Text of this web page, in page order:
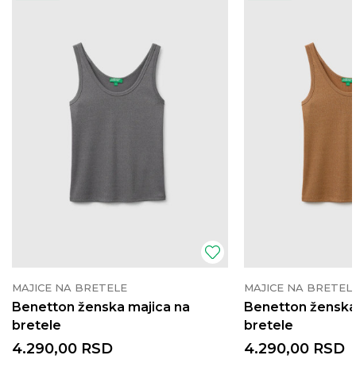
MAJICE NA BRETELE
Benetton ženska majica na
bretele
4.290,00 RSD
MAJICE NA
Benetton
bretele
4.290,00 RSD